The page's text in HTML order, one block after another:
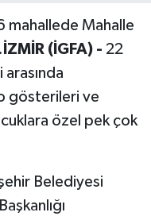
mahallede Mahalle
İZMİR (İGFA) - 22
gösterileri ve
özel pek çok
Belediyesi